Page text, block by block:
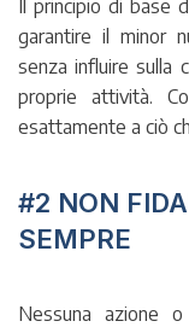
Il principio di base
garantire il minor
senza influire sulla
proprie attività.
esattamente a ciò
#2 NON
SEMPRE
Nessuna azione